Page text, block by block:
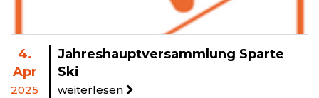
4.
Apr
2025
Jahreshauptversammlung Sparte
Ski
weiterlesen